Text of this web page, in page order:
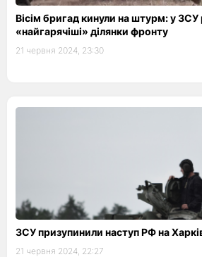
Вісім бригад кинули на штурм: у ЗСУ
«найгарячіші» ділянки фронту
21 червня 2024, 23:30
ЗСУ призупинили наступ РФ на
21 червня 2024, 22:27